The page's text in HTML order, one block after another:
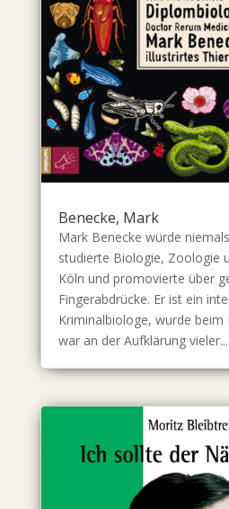
Benecke, Mark
Mark Benecke würde
studierte Biologie, Zoologie
Köln und promovierte über
Fingerabdrücke. Er ist ein
Kriminalbiologe, wurde beim
war an der Aufklärung vieler...